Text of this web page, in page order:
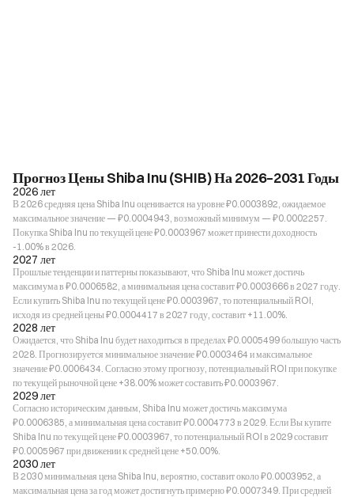
Прогноз Цены Shiba Inu (SHIB) На 2026–2031 Годы
2026 лет
В 2026 средняя цена Shiba Inu оценивается на уровне ₽0.0003892, ожидаемое
максимальное значение — ₽0.0004943, возможный минимум — ₽0.0002257.
Покупка Shiba Inu по текущей цене ₽0.0003967 может принести доходность
-1.00% в 2026.
2027 лет
Прошлые тенденции и паттерны показывают, что Shiba Inu может достичь
максимума в ₽0.0006582, а минимальная цена составит ₽0.0003666 в 2027 году.
Если купить Shiba Inu по текущей цене ₽0.0003967, то потенциальный ROI,
исходя из средней цены ₽0.0004417 в 2027 году, составит +11.00%.
2028 лет
Ожидается, что Shiba Inu будет находиться в пределах ₽0.0005499 большую часть
2028. Прогнозируется минимальное значение ₽0.0003464 и максимальное
значение ₽0.0006434. Согласно этому прогнозу, потенциальный ROI при покупке
по текущей рыночной цене +38.00% может составить ₽0.0003967.
2029 лет
Согласно историческим данным, Shiba Inu может достичь максимума
₽0.0006385, а минимальная цена составит ₽0.0004773 в 2029. Если Вы купите
Shiba Inu по текущей цене ₽0.0003967, то потенциальный ROI в 2029 составит
₽0.0005967 при движении к средней цене +50.00%.
2030 лет
В 2030 минимальная цена Shiba Inu, вероятно, составит около ₽0.0003952, а
максимальная цена за год может достигнуть примерно ₽0.0007349. При средней